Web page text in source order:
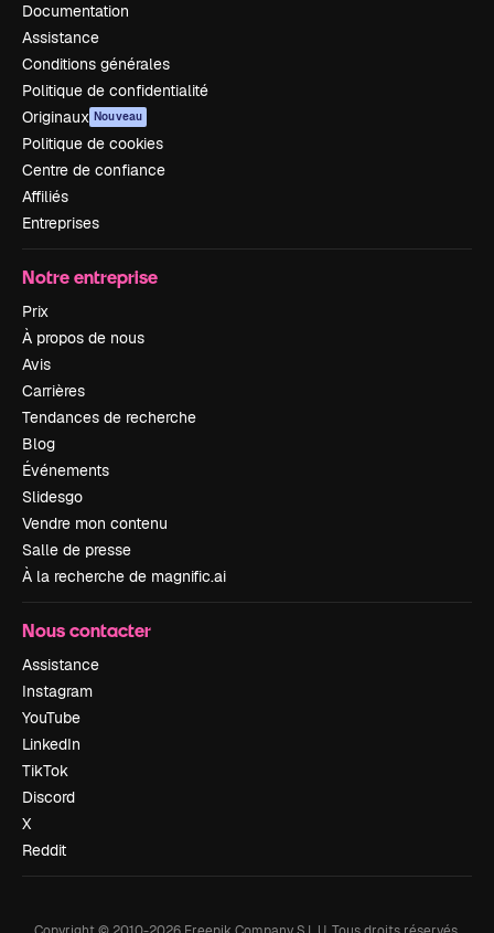
Documentation
Assistance
Conditions générales
Politique de confidentialité
Originaux Nouveau
Politique de cookies
Centre de confiance
Affiliés
Entreprises
Notre entreprise
Prix
À propos de nous
Avis
Carrières
Tendances de recherche
Blog
Événements
Slidesgo
Vendre mon contenu
Salle de presse
À la recherche de magnific.ai
Nous contacter
Assistance
Instagram
YouTube
LinkedIn
TikTok
Discord
X
Reddit